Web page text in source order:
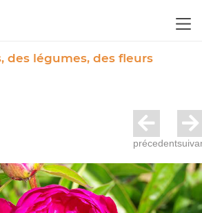
des légumes, des fleurs
précedent
cookies